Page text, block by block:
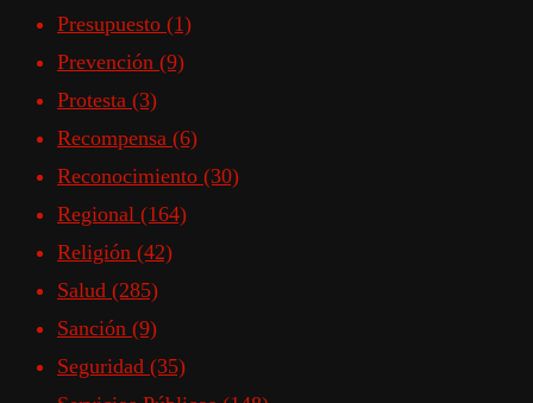
Presupuesto (1)
Prevención (9)
Protesta (3)
Recompensa (6)
Reconocimiento (30)
Regional (164)
Religión (42)
Salud (285)
Sanción (9)
Seguridad (35)